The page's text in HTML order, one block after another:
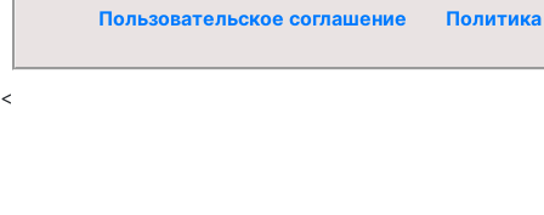
Пользовательское соглашение
<